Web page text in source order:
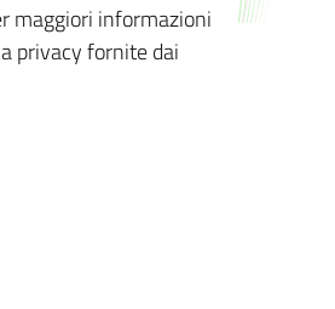
maggiori informazioni
privacy fornite dai